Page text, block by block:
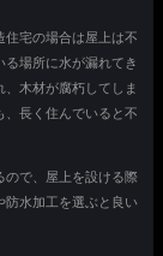
住宅の場合は屋上は不
場所に水が漏れてき
木材が腐朽してしま
、長く住んでいると不
ので、屋上を設ける際
防水加工を選ぶと良い